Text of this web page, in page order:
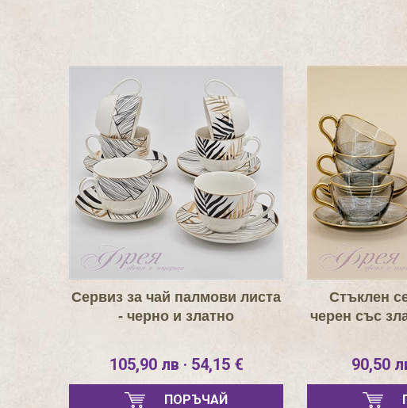
Сервиз за чай палмови листа
- черно и златно
105,90 лв · 54,15 €
ПОРЪЧАЙ
Стъклен
черен със
90,50